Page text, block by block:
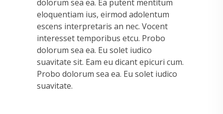
dolorum sea ea. Ea putent mentitum
eloquentiam ius, eirmod adolentum
escens interpretaris an nec. Vocent
interesset temporibus etcu. Probo
dolorum sea ea. Eu solet iudico
suavitate sit. Eam eu dicant epicuri cum.
Probo dolorum sea ea. Eu solet iudico
suavitate.